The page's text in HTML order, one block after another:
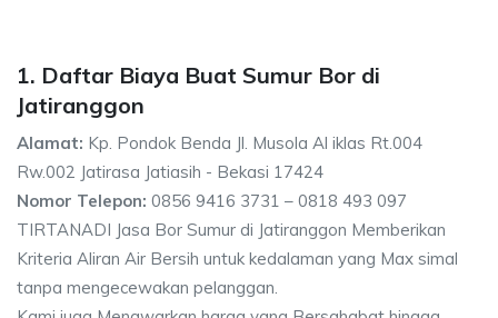
1. Daftar Biaya Buat Sumur Bor di
Jatiranggon
Alamat: Kp. Pondok Benda Jl. Musola Al iklas Rt.004
Rw.002 Jatirasa Jatiasih - Bekasi 17424
Nomor Telepon: 0856 9416 3731 – 0818 493 097
TIRTANADI Jasa Bor Sumur di Jatiranggon Memberikan
Kriteria Aliran Air Bersih untuk kedalaman yang Max simal
tanpa mengecewakan pelanggan.